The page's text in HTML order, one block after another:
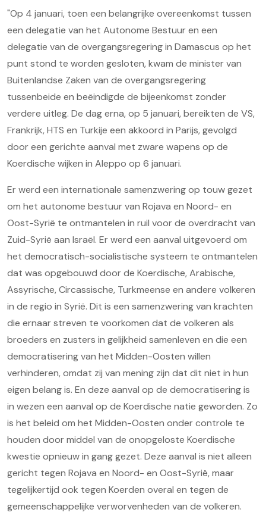
"Op 4 januari, toen een belangrijke overeenkomst tussen
een delegatie van het Autonome Bestuur en een
delegatie van de overgangsregering in Damascus op het
punt stond te worden gesloten, kwam de minister van
Buitenlandse Zaken van de overgangsregering
tussenbeide en beëindigde de bijeenkomst zonder
verdere uitleg. De dag erna, op 5 januari, bereikten de VS,
Frankrijk, HTS en Turkije een akkoord in Parijs, gevolgd
door een gerichte aanval met zware wapens op de
Koerdische wijken in Aleppo op 6 januari.
Er werd een internationale samenzwering op touw gezet
om het autonome bestuur van Rojava en Noord- en
Oost-Syrië te ontmantelen in ruil voor de overdracht van
Zuid-Syrië aan Israël. Er werd een aanval uitgevoerd om
het democratisch-socialistische systeem te ontmantelen
dat was opgebouwd door de Koerdische, Arabische,
Assyrische, Circassische, Turkmeense en andere volkeren
in de regio in Syrië. Dit is een samenzwering van krachten
die ernaar streven te voorkomen dat de volkeren als
broeders en zusters in gelijkheid samenleven en die een
democratisering van het Midden-Oosten willen
verhinderen, omdat zij van mening zijn dat dit niet in hun
eigen belang is. En deze aanval op de democratisering is
in wezen een aanval op de Koerdische natie geworden. Zo
is het beleid om het Midden-Oosten onder controle te
houden door middel van de onopgeloste Koerdische
kwestie opnieuw in gang gezet. Deze aanval is niet alleen
gericht tegen Rojava en Noord- en Oost-Syrië, maar
tegelijkertijd ook tegen Koerden overal en tegen de
gemeenschappelijke verworvenheden van de volkeren.